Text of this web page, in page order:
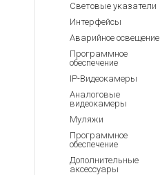
Световые указатели
Интерфейсы
Аварийное освещение
Программное
обеспечение
IP-Видеокамеры
Аналоговые
видеокамеры
Муляжи
Программное
обеспечение
Дополнительные
аксессуары